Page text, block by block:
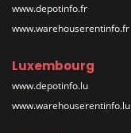
www.depotinfo.fr
www.warehouserentinfo.fr
Luxembourg
www.depotinfo.lu
www.warehouserentinfo.lu